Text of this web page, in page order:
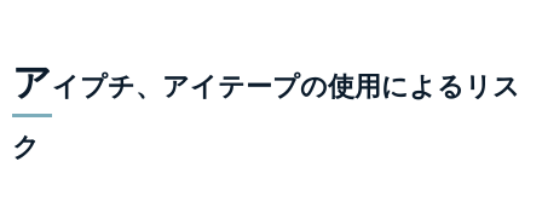
アイプチ、アイテープの使用によるリス
ク